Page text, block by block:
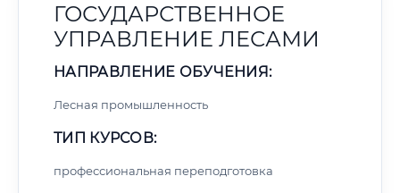
ГОСУДАРСТВЕННОЕ
УПРАВЛЕНИЕ ЛЕСАМИ
НАПРАВЛЕНИЕ ОБУЧЕНИЯ:
Лесная промышленность
ТИП КУРСОВ:
профессиональная переподготовка